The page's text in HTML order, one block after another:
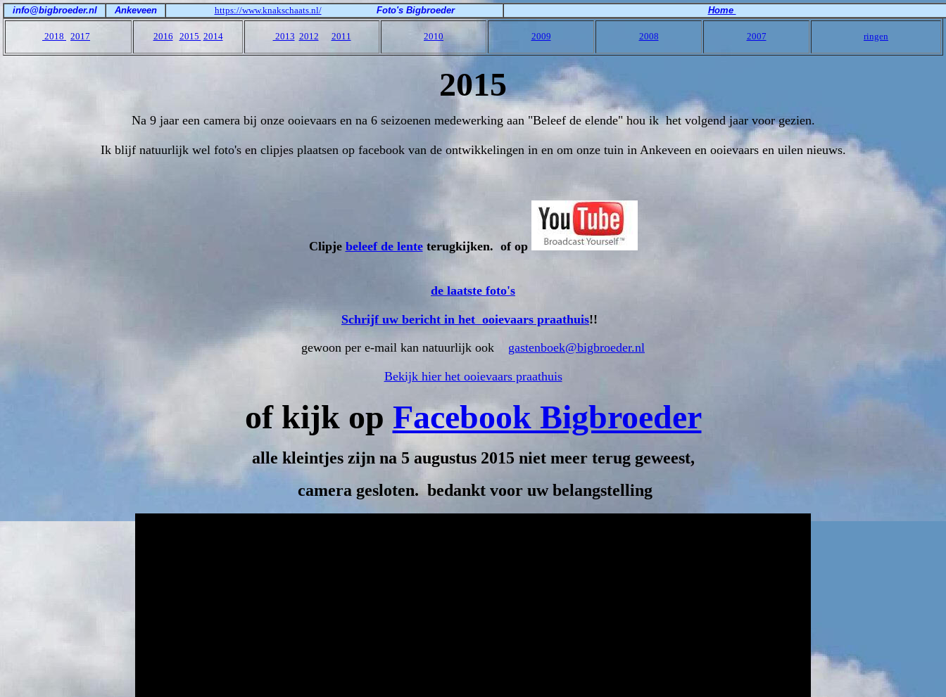
info@bigbroeder.nl Ankeveen https://www.knakschaats.nl/ Foto's Bigbroeder Home
2018 2017 2016 2015 2014 2013 2012 2011 2010 2009 2008 2007 ringen
2015
Na 9 jaar een camera bij onze ooievaars en na 6 seizoenen medewerking aan "Beleef de elende" hou ik het volgend jaar voor gezien.
Ik blijf natuurlijk wel foto's en clipjes plaatsen op facebook van de ontwikkelingen in en om onze tuin in Ankeveen en ooievaars en uilen nieuws.
Clipje beleef de lenteterugkijken. of op
de laatste foto's
Schrijf uw bericht in het ooievaars praathuis!!
gewoon per e-mail kan natuurlijk ook gastenboek@bigbroeder.nl
Bekijk hier het ooievaars praathuis
of kijk op Facebook Bigbroeder
alle kleintjes zijn na 5 augustus 2015 niet meer terug geweest,
camera gesloten. bedankt voor uw belangstelling